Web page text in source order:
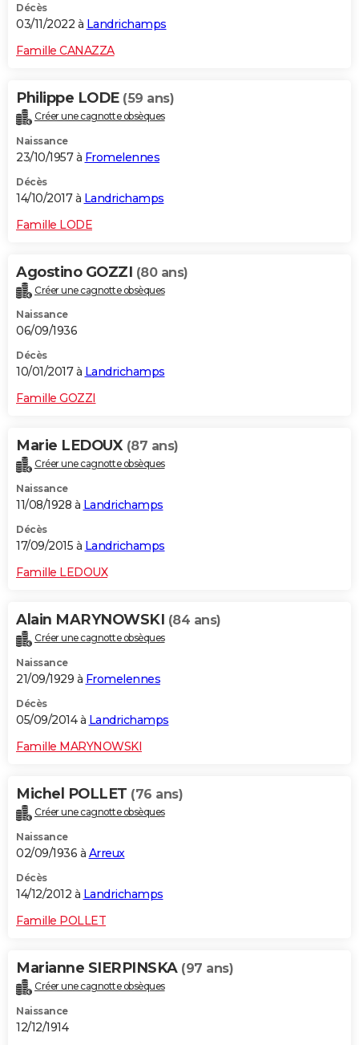
Décès
03/11/2022 à Landrichamps
Famille CANAZZA
Philippe LODE (59 ans)
Créer une cagnotte obsèques
Naissance
23/10/1957 à Fromelennes
Décès
14/10/2017 à Landrichamps
Famille LODE
Agostino GOZZI (80 ans)
Créer une cagnotte obsèques
Naissance
06/09/1936
Décès
10/01/2017 à Landrichamps
Famille GOZZI
Marie LEDOUX (87 ans)
Créer une cagnotte obsèques
Naissance
11/08/1928 à Landrichamps
Décès
17/09/2015 à Landrichamps
Famille LEDOUX
Alain MARYNOWSKI (84 ans)
Créer une cagnotte obsèques
Naissance
21/09/1929 à Fromelennes
Décès
05/09/2014 à Landrichamps
Famille MARYNOWSKI
Michel POLLET (76 ans)
Créer une cagnotte obsèques
Naissance
02/09/1936 à Arreux
Décès
14/12/2012 à Landrichamps
Famille POLLET
Marianne SIERPINSKA (97 ans)
Créer une cagnotte obsèques
Naissance
12/12/1914